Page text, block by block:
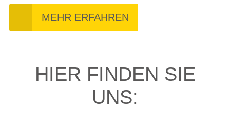
MEHR ERFAHREN
HIER FINDEN SIE
UNS: